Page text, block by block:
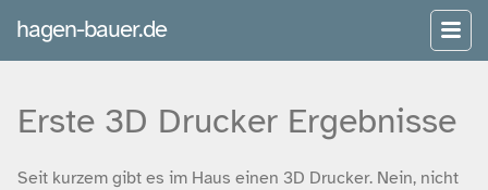
hagen-bauer.de
Erste 3D Drucker Ergebnisse
Seit kurzem gibt es im Haus einen 3D Drucker. Nein, nicht